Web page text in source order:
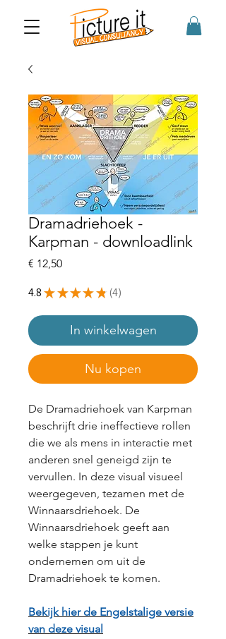
Dramadriehoek -
Karpman - downloadlink
€ 12,50Prijs
4.8★ ★ ★ ★ ★ 4
4
In winkelwagen
Nu kopen
De Dramadriehoek van Karpman
beschrijft drie ineffectieve rollen
die we als mens in interactie met
anderen snel geneigd zijn te
vervullen. In deze visual visueel
weergegeven, tezamen met de
Winnaarsdriehoek. De
Winnaarsdriehoek geeft aan
welke stappen je kunt
ondernemen om uit de
Dramadriehoek te komen.
Bekijk hier de Engelstalige versie
van deze visual